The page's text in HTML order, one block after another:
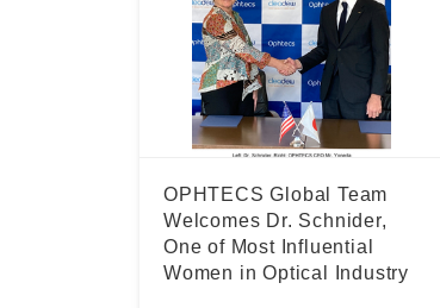
OPHTECS Global Team
Welcomes Dr. Schnider,
One of Most Influential
Women in Optical Industry